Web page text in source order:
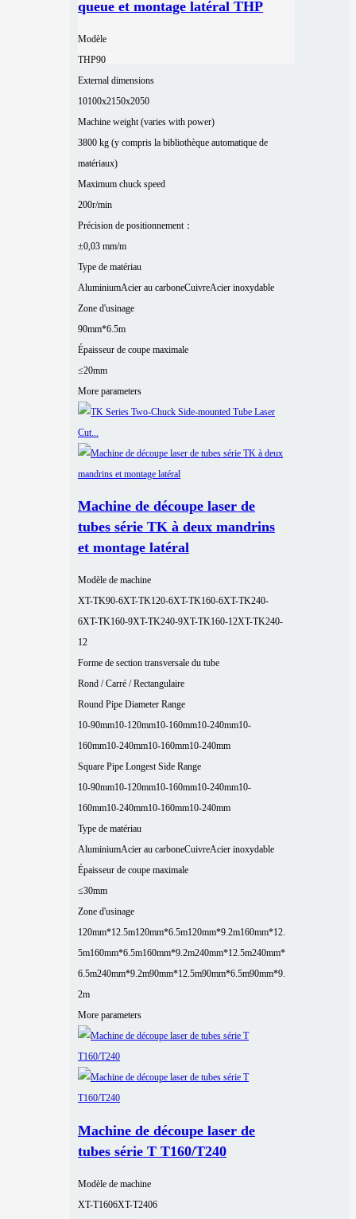
queue et montage latéral THP
Modèle
THP90
External dimensions
10100x2150x2050
Machine weight (varies with power)
3800 kg (y compris la bibliothèque automatique de
matériaux)
Maximum chuck speed
200r/min
Précision de positionnement：
±0,03 mm/m
Type de matériau
AluminiumAcier au carboneCuivreAcier inoxydable
Zone d'usinage
90mm*6.5m
Épaisseur de coupe maximale
≤20mm
More parameters
Machine de découpe laser de
tubes série TK à deux mandrins
et montage latéral
Modèle de machine
XT-TK90-6XT-TK120-6XT-TK160-6XT-TK240-
6XT-TK160-9XT-TK240-9XT-TK160-12XT-TK240-
12
Forme de section transversale du tube
Rond / Carré / Rectangulaire
Round Pipe Diameter Range
10-90mm10-120mm10-160mm10-240mm10-
160mm10-240mm10-160mm10-240mm
Square Pipe Longest Side Range
10-90mm10-120mm10-160mm10-240mm10-
160mm10-240mm10-160mm10-240mm
Type de matériau
AluminiumAcier au carboneCuivreAcier inoxydable
Épaisseur de coupe maximale
≤30mm
Zone d'usinage
120mm*12.5m120mm*6.5m120mm*9.2m160mm*12.
5m160mm*6.5m160mm*9.2m240mm*12.5m240mm*
6.5m240mm*9.2m90mm*12.5m90mm*6.5m90mm*9.
2m
More parameters
Machine de découpe laser de
tubes série T T160/T240
Modèle de machine
XT-T1606XT-T2406